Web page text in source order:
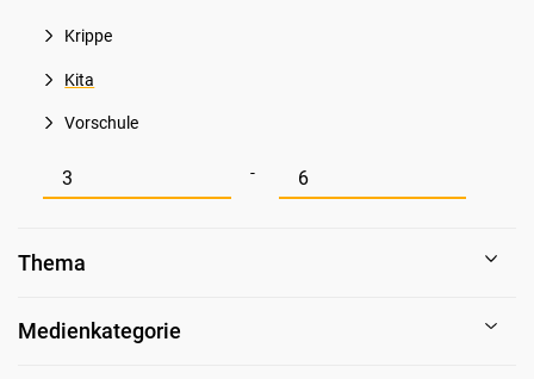
Krippe
Kita
Vorschule
Mindestwert für Alter -
Maximalwert für Alter
Thema
Medienkategorie